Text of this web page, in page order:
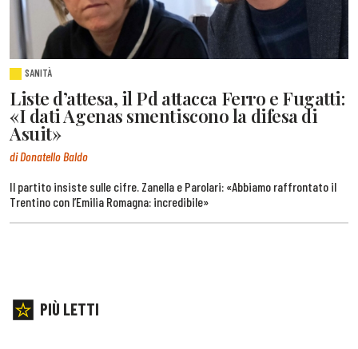
SANITÀ
Liste d’attesa, il Pd attacca Ferro e Fugatti:
«I dati Agenas smentiscono la difesa di
Asuit»
di Donatello Baldo
Il partito insiste sulle cifre. Zanella e Parolari: «Abbiamo raffrontato il
Trentino con l’Emilia Romagna: incredibile»
PIÙ LETTI